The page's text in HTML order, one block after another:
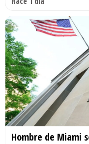
Hombre de Miami